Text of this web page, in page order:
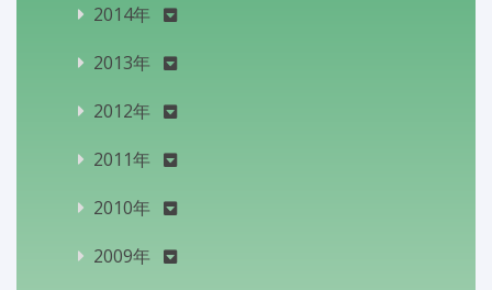
2014年
2013年
2012年
2011年
2010年
2009年